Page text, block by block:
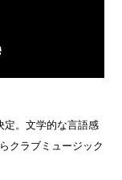
定。文学的な言語感
クラブミュージック